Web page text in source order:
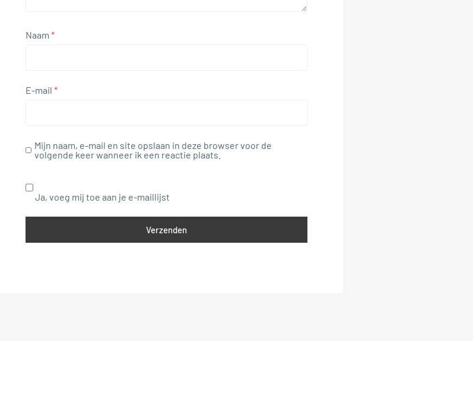
Naam *
E-mail *
Mijn naam, e-mail en site opslaan in deze browser voor de
volgende keer wanneer ik een reactie plaats.
Ja, voeg mij toe aan je e-maillijst